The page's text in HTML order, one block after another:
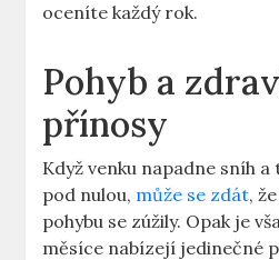
oceníte každý ⁢rok.
Pohyb a
‌přínosy
Když ⁤venku ⁢napadne sníh
pod ‍nulou, může se zdát,‌
pohybu se zúžily. ⁤Opak je
měsíce nabízejí ‌jedinečné